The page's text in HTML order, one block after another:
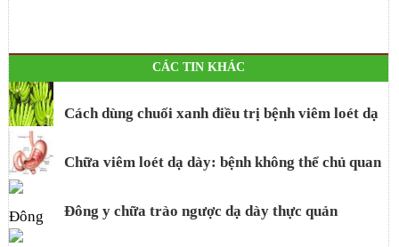
CÁC TIN KHÁC
Cách dùng chuối xanh điều trị bệnh viêm loét dạ
dày(15/10/2024)
Chữa viêm loét dạ dày: bệnh không thể chủ quan
(15/10/2024)Đông y chữa trào ngược dạ dày thực quản